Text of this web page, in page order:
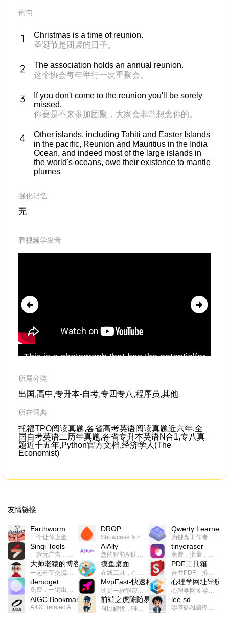
例句
Christmas is a time of reunion.
圣诞节是团聚的日子。
The association holds an annual reunion.
这个协会每年举行一次重聚会。
If you don't come to the reunion you'll be sorely
missed.
你要是不来参加团聚，大家会非常想念你的。
Other islands, including Tahiti and Easter Islands
in the pacific, Reunion and Mauritius in the India
Ocean, and indeed most of the large islands in
the world's oceans, owe their existence to mantle
plumes
强化记忆
无
看视频学发音
This is a photograph that has the potentialfor
father,
所属分类
出国,高中,专升本-自考,专四专八,程序员,其他
所在词典
托福TPO阅读真题,各省高考英语阅读真题近六年,全
国自考英语二历年真题,各省专升本英语N合1,专八真
题近十五年,Python官方文档,经济学人(The
Economist)
友情链接
Earthworm DROP Qwerty Learner
为键盘工作者设计的单词与肌肉记忆锻炼软件
Sinqi Tools AiAlly tinyeraser
大帅老猿的博客 摸鱼桌面 PDF工具箱
合并PDF、拆分PDF、旋转PDF、裁剪PDF、转换PDF、加密PDF、解密PDF、PDF加水印等多种PDF处理功能
demoget MvpFast-快速构建网站应用
这是一款能帮助你快速构建个人网站的应用，使用最新的前端技术栈，集成登录、鉴权、手机、邮箱、数据库、博客、文章、支付等等网站所需要的功能，你只需要花几个小时开发你的核心功能就可以上线，一次购买，永久拥有
心理学网址导航
AIGC Bookmarks 前端之虎陈随易 lee.sd